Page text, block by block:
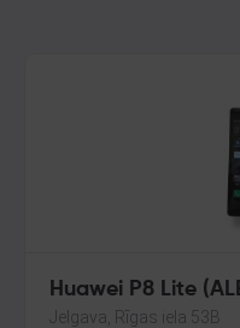
Huawei P8 Lite
Jelgava, Rīgas iela 53B